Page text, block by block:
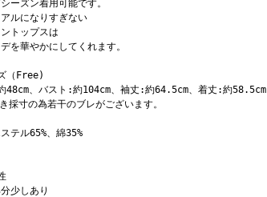
ーズン着用可能です。
ルになりすぎない
トップスは
を華やかにしてくれます。
（Free)
48cm、バスト:約104cm、袖丈:約64.5cm、着丈:約58.5cm
採寸の為若干のブレがございます。
テル65%、綿35%
少しあり